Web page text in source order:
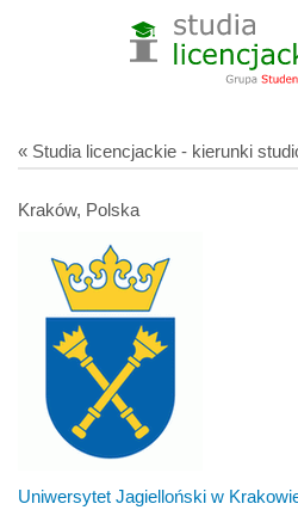
« Studia licencjackie - kierunki
Kraków, Polska
Uniwersytet Jagielloński w